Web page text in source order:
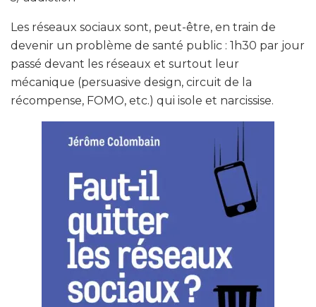
Les réseaux sociaux sont, peut-être, en train de
devenir un problème de santé public : 1h30 par jour
passé devant les réseaux et surtout leur
mécanique (persuasive design, circuit de la
récompense, FOMO, etc.) qui isole et narcissise.